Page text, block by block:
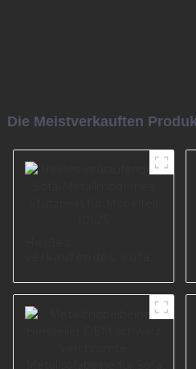
Die Meistverkauften
Stützbein für